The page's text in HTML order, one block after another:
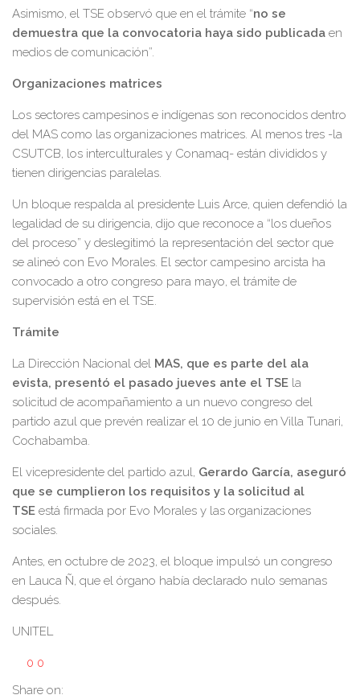
Asimismo, el TSE observó que en el trámite “no se
demuestra que la convocatoria haya sido publicada en
medios de comunicación”.
Organizaciones matrices
Los sectores campesinos e indígenas son reconocidos dentro
del MAS como las organizaciones matrices. Al menos tres -la
CSUTCB, los interculturales y Conamaq- están divididos y
tienen dirigencias paralelas.
Un bloque respalda al presidente Luis Arce, quien defendió la
legalidad de su dirigencia, dijo que reconoce a “los dueños
del proceso” y deslegitimó la representación del sector que
se alineó con Evo Morales. El sector campesino arcista ha
convocado a otro congreso para mayo, el trámite de
supervisión está en el TSE.
Trámite
La Dirección Nacional del MAS, que es parte del ala
evista, presentó el pasado jueves ante el TSE la
solicitud de acompañamiento a un nuevo congreso del
partido azul que prevén realizar el 10 de junio en Villa Tunari,
Cochabamba.
El vicepresidente del partido azul, Gerardo García, aseguró
que se cumplieron los requisitos y la solicitud al
TSE está firmada por Evo Morales y las organizaciones
sociales.
Antes, en octubre de 2023, el bloque impulsó un congreso
en Lauca Ñ, que el órgano había declarado nulo semanas
después.
UNITEL
0 0
Share on: